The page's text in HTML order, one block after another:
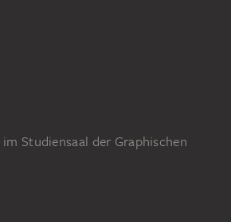
Studiensaal der Graphischen